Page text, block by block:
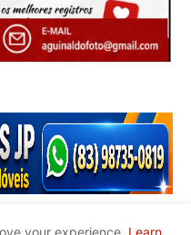
your experience. Learn